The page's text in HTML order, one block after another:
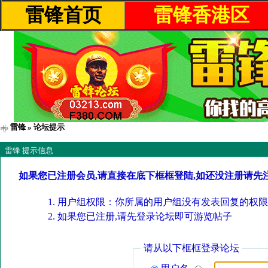
雷锋首页 雷锋香港区
雷锋 » 论坛提示
雷锋 提示信息
如果您已注册会员,请直接在底下框框登陆,如还没注册请先
用户组权限：你所属的用户组没有发表回复的权
如果您已注册,请先登录论坛即可游览帖子
请从以下框框登录论坛